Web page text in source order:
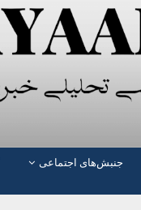
جنبش‌های اجتماعی